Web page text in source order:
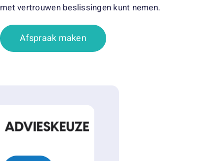
met vertrouwen beslissingen kunt nemen.
Afspraak maken